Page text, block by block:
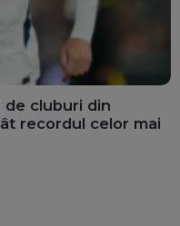
de cluburi din
recordul celor mai